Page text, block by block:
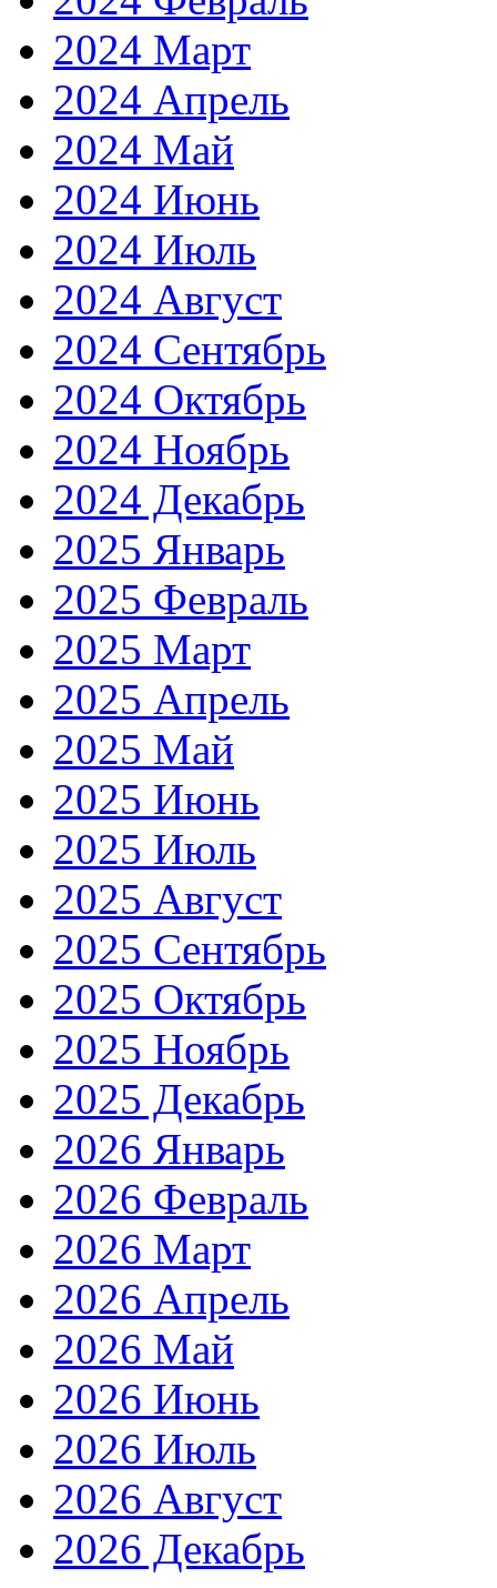
2024 Март
2024 Апрель
2024 Май
2024 Июнь
2024 Июль
2024 Август
2024 Сентябрь
2024 Октябрь
2024 Ноябрь
2024 Декабрь
2025 Январь
2025 Февраль
2025 Март
2025 Апрель
2025 Май
2025 Июнь
2025 Июль
2025 Август
2025 Сентябрь
2025 Октябрь
2025 Ноябрь
2025 Декабрь
2026 Январь
2026 Февраль
2026 Март
2026 Апрель
2026 Май
2026 Июнь
2026 Июль
2026 Август
2026 Декабрь